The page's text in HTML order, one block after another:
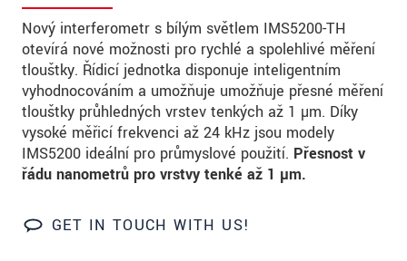
Nový interferometr s bílým světlem IMS5200-TH
otevírá nové možnosti pro rychlé a spolehlivé měření
tloušťky. Řídicí jednotka disponuje inteligentním
vyhodnocováním a umožňuje umožňuje přesné měření
tloušťky průhledných vrstev tenkých až 1 µm. Díky
vysoké měřicí frekvenci až 24 kHz jsou modely
IMS5200 ideální pro průmyslové použití. Přesnost v
řádu nanometrů pro vrstvy tenké až 1 µm.
GET IN TOUCH WITH US!
Vaša správa
Please keep me informed about product
innovations by e-mail.
* Povinné informace